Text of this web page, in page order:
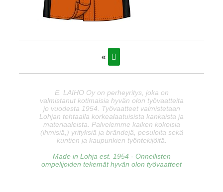
«
E. LAIHO Oy on perheyritys, joka on
valmistanut kotimaisia hyvän olon työvaatteita
jo vuodesta 1954. Työvaatteet valmistetaan
Lohjan tehtaalla korkealaatuisista kankaista ja
materiaaleista. Palvelemme kaiken kokoisia
(ihmisiä,) yrityksiä ja brändejä, pesuloita sekä
kuntien ja kaupunkien työntekijöitä.
Made in Lohja est. 1954 - Onnellisten
ompelijoiden tekemät hyvän olon työvaatteet